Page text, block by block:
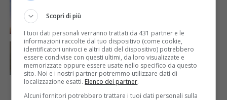
Bollette più leggere nei condomini, nuovo bando FVG
per l’efficientamento energetico
CRONACA & ATTUALITÀ 4 giorni fa
Mattia Ranghetti morto dopo l’infortunio alle
Ferriere Nord, i sindacati: «Tragedia inaccettabile»
Scopri di più
I tuoi dati personali verranno trattati da 431 partner e le
informazioni raccolte dal tuo dispositivo (come cookie,
identificatori univoci e altri dati del dispositivo) potrebbero
essere condivise con questi ultimi, da loro visualizzate e
memorizzate oppure essere usate nello specifico da questo
sito. Noi e i nostri partner potremmo utilizzare dati di
localizzazione esatti. Elenco dei partner.
Alcuni fornitori potrebbero trattare i tuoi dati personali sulla